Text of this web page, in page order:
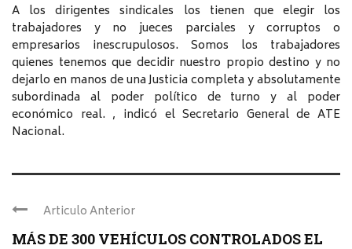
A los dirigentes sindicales los tienen que elegir los
trabajadores y no jueces parciales y corruptos o
empresarios inescrupulosos. Somos los trabajadores
quienes tenemos que decidir nuestro propio destino y no
dejarlo en manos de una Justicia completa y absolutamente
subordinada al poder político de turno y al poder
económico real. , indicó el Secretario General de ATE
Nacional.
Articulo Anterior
MÁS DE 300 VEHÍCULOS CONTROLADOS EL